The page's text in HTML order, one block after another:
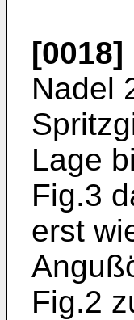
[0018]
Nadel
Lage
Fig.3
erst
Fig.2